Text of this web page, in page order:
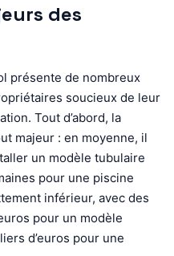
des
présente de nombreux
soucieux de leur
Tout d’abord, la
majeur : en moyenne, il
un modèle tubulaire
pour une piscine
inférieur, avec des
pour un modèle
d’euros pour une